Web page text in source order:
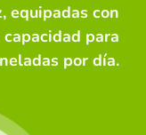
equipadas con
para
por día.